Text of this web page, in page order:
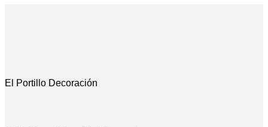
El Portillo Decoración